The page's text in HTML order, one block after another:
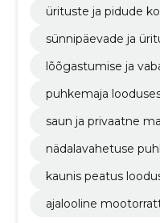
ürituste ja pidude
sünnipäevade ja
lõõgastumise ja
puhkemaja
saun ja privaatne
nädalavahetuse
kaunis peatus
ajalooline